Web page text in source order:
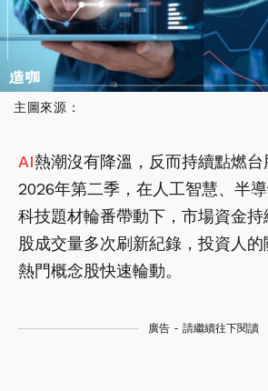
主圖來源：
AI熱潮沒有降溫，反而持續點燃台
2026年第二季，在人工智慧、半
科技題材輪番帶動下，市場資金持
股成交量多次刷新紀錄，投資人
熱門概念股快速輪動。
廣告 - 請繼續往下閱讀